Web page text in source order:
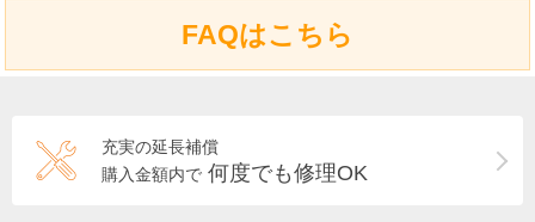
FAQはこちら
充実の延長補償
購入金額内で 何度でも修理OK